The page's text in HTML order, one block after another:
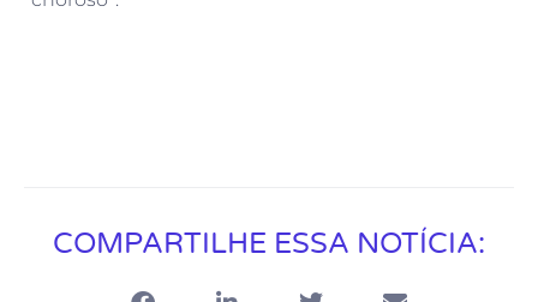
COMPARTILHE ESSA NOTÍCIA: